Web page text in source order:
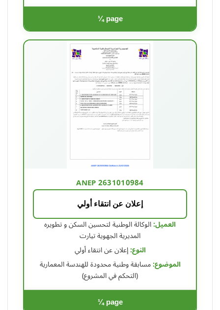
¼ page
ANEP 2631010984
إعلان عن انتقاء أولي
العميل:الوكالة الوطنية لتحسين السكن و تطويره
المديرية الجهوية تيارت
النوع:إعلان عن انتقاء أولي
الموضوع:مسابقة وطنية محدودة للهندسة المعمارية
(التحكم في المشروع)
¼ page